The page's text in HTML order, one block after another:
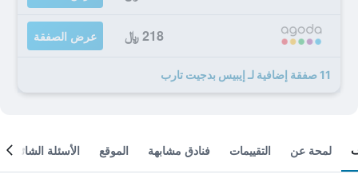
218 ﷼ عرض الصفقة
11 صفقة إضافية لـ إيبيس بدجيت تارب
لمحة عن التقييمات فنادق مشابهة الموقع الأسئلة الشائعة